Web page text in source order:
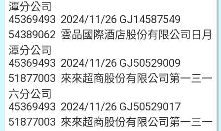
潭分公司
45369493 2024/11/26 GJ14587549
54389062 雲品國際酒店股份有限公司日月
潭分公司
45369493 2024/11/26 GJ50529009
51877003 來來超商股份有限公司第一三一
六分公司
45369493 2024/11/26 GJ50529017
51877003 來來超商股份有限公司第一三一